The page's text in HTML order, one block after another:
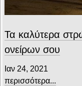
Τα καλύτερα
ονείρων σου
Ιαν 24, 2021
περισσότερα...